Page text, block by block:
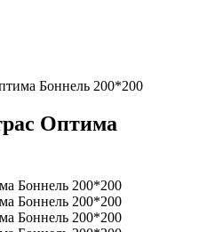
Боннель 200*200
Оптима